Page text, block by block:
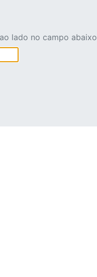
lado no campo abaixo